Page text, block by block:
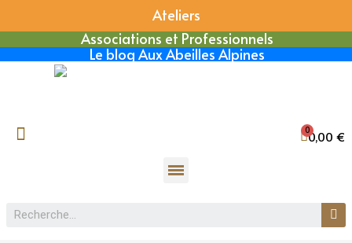
Ateliers
Associations et Professionnels
Le blog Aux Abeilles Alpines
0,00 €